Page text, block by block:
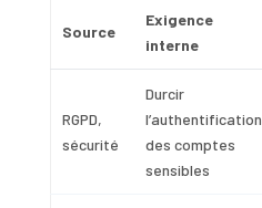
Source
Exigence
interne
RGPD,
sécurité
Durcir
l’authentification
des comptes
sensibles